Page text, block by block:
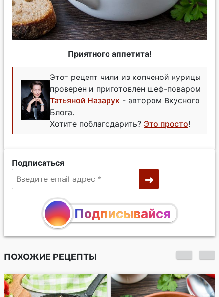
Приятного аппетита!
Этот рецепт чили из копченой курицы
проверен и приготовлен шеф-поваром
Татьяной Назарук - автором Вкусного
Блога.
Хотите поблагодарить? Это просто!
Подписаться
Подписывайся
ПОХОЖИЕ РЕЦЕПТЫ
Чили с кукурузой и
сладким перцем